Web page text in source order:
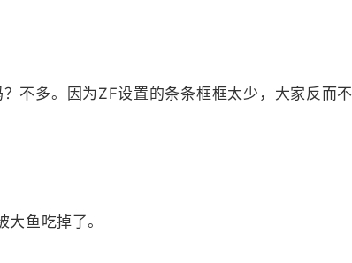
多。因为ZF设置的条条框框太少，大家反而不
鱼吃掉了。